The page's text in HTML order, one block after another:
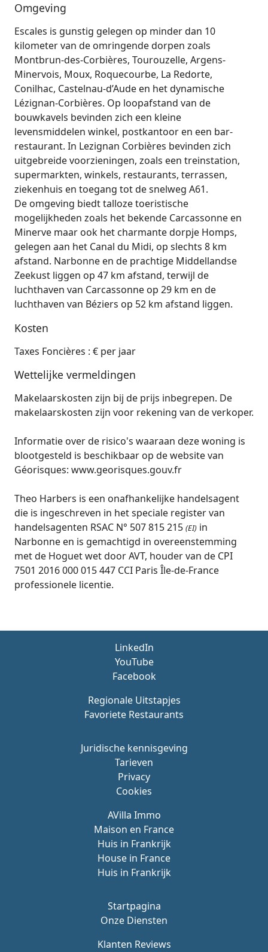
Omgeving
Escales is gunstig gelegen op minder dan 10
kilometer van de omringende dorpen zoals
Montbrun-des-Corbières, Tourouzelle, Argens-
Minervois, Moux, Roquecourbe, La Redorte,
Conilhac, Castelnau‑d’Aude en het dynamische
Lézignan‑Corbières. Op loopafstand van de
bouwkavels bevinden zich een kleine
levensmiddelen winkel, postkantoor en een bar-
restaurant. In Lezignan Corbières bevinden zich
uitgebreide voorzieningen, zoals een treinstation,
supermarkten, winkels, restaurants, terrassen,
ziekenhuis en toegang tot de snelweg A61.
De omgeving biedt talloze toeristische
mogelijkheden zoals het bekende Carcassonne en
Minerve maar ook het charmante dorpje Homps,
gelegen aan het Canal du Midi, op slechts 8 km
afstand. Narbonne en de prachtige Middellandse
Zeekust liggen op 47 km afstand, terwijl de
luchthaven van Carcassonne op 29 km en de
luchthaven van Béziers op 52 km afstand liggen.
Kosten
Taxes Foncières : € per jaar
Wettelijke vermeldingen
Makelaarskosten zijn bij de prijs inbegrepen. De
makelaarskosten zijn voor rekening van de verkoper.
Informatie over de risico's waaraan deze woning is
blootgesteld is beschikbaar op de website van
Géorisques: www.georisques.gouv.fr
Theo Harbers is een onafhankelijke handelsagent
die is ingeschreven in het speciale register van
handelsagenten RSAC N° 507 815 215 (EI) in
Narbonne en is gemachtigd in overeenstemming
met de Hoguet wet door AVT, houder van de CPI
7501 2016 000 015 447 CCI Paris Île-de-France
professionele licentie.
Juridische kennisgeving
Tarieven
Privacy
Cookies
AVilla Immo
Maison en France
Huis in Frankrijk
House in France
Huis in Frankrijk
Startpagina
Onze Diensten
Klanten Reviews
LinkedIn
YouTube
Facebook
Regionale Uitstapjes
Favoriete Restaurants